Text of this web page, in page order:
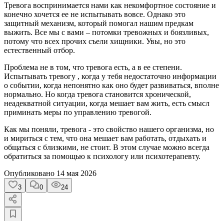
Тревога воспринимается нами как некомфортное состояние и
конечно хочется ее не испытывать вовсе. Однако это
защитный механизм, который помогал нашим предкам
выжить. Все мы с вами – потомки тревожных и боязливых,
потому что всех прочих съели хищники. Увы, но это
естественный отбор.
Проблема не в том, что тревога есть, а в ее степени.
Испытывать тревогу , когда у тебя недостаточно информации
о событии, когда непонятно как оно будет развиваться, вполне
нормально. Но когда тревога становится хронической,
неадекватной ситуации, когда мешает вам жить, есть смысл
приминать меры по управлению тревогой.
Как мы поняли, тревога - это свойство нашего организма, но
и мириться с тем, что она мешает вам работать, отдыхать и
общаться с близкими, не стоит. В этом случае можно всегда
обратиться за помощью к психологу или психотерапевту.
Опубликовано 14 мая 2026
3 0 24